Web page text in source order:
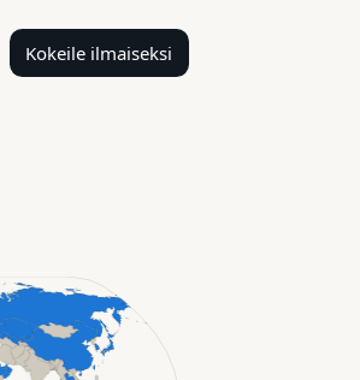
Kokeile ilmaiseksi